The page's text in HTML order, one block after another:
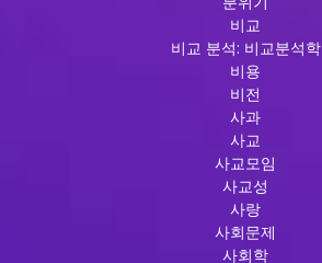
비교
비교 분석: 비교분석학
비용
비전
사과
사교
사교모임
사교성
사랑
사회문제
사회학